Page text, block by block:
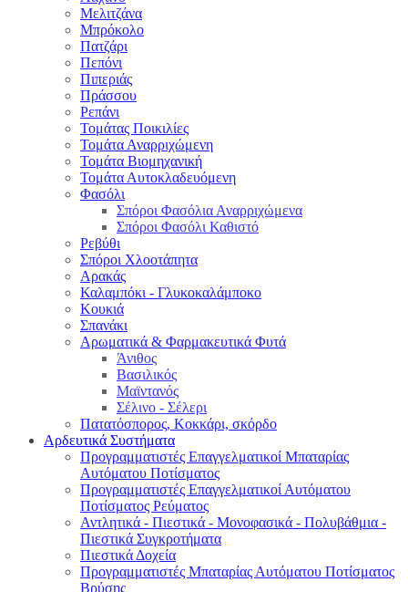
Μελιτζάνα
Μπρόκολο
Πατζάρι
Πεπόνι
Πιπεριάς
Πράσσου
Ρεπάνι
Τομάτας Ποικιλίες
Τομάτα Αναρριχώμενη
Τομάτα Βιομηχανική
Τομάτα Αυτοκλαδευόμενη
Φασόλι
Σπόροι Φασόλια Αναρριχώμενα
Σπόροι Φασόλι Καθιστό
Ρεβύθι
Σπόροι Χλοοτάπητα
Αρακάς
Καλαμπόκι - Γλυκοκαλάμποκο
Κουκιά
Σπανάκι
Αρωματικά & Φαρμακευτικά Φυτά
Άνιθος
Βασιλικός
Μαϊντανός
Σέλινο - Σέλερι
Πατατόσπορος, Κοκκάρι, σκόρδο
Αρδευτικά Συστήματα
Προγραμματιστές Επαγγελματικοί Μπαταρίας
Αυτόματου Ποτίσματος
Προγραμματιστές Επαγγελματικοί Αυτόματου
Ποτίσματος Ρεύματος
Αντλητικά - Πιεστικά - Μονοφασικά - Πολυβάθμια -
Πιεστικά Συγκροτήματα
Πιεστικά Δοχεία
Προγραμματιστές Μπαταρίας Αυτόματου Ποτίσματος
Βρύσης